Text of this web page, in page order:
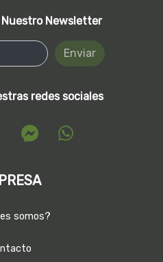
Newsletter
Enviar
redes sociales
somos?